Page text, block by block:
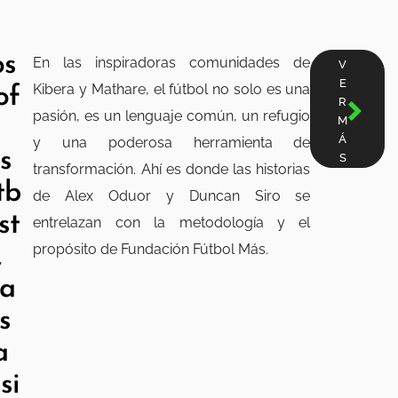
En las inspiradoras comunidades de
Kibera y Mathare, el fútbol no solo es una
pasión, es un lenguaje común, un refugio
y una poderosa herramienta de
transformación. Ahí es donde las historias
de Alex Oduor y Duncan Siro se
entrelazan con la metodología y el
propósito de Fundación Fútbol Más.
V
E
R
M
Á
S